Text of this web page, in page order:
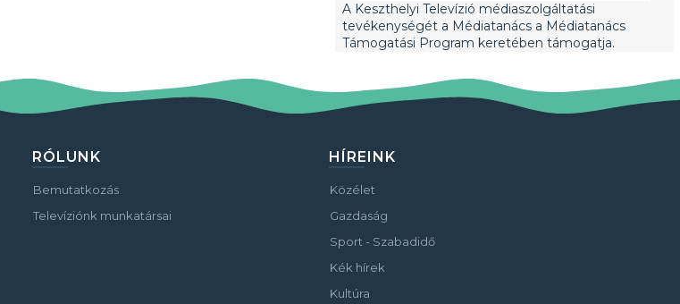
A Keszthelyi Televízió médiaszolgáltatási
tevékenységét a Médiatanács a Médiatanács
Támogatási Program keretében támogatja.
RÓLUNK
Bemutatkozás
Televíziónk munkatársai
HÍREINK
Közélet
Gazdaság
Sport - Szabadidő
Kék hírek
Kultúra